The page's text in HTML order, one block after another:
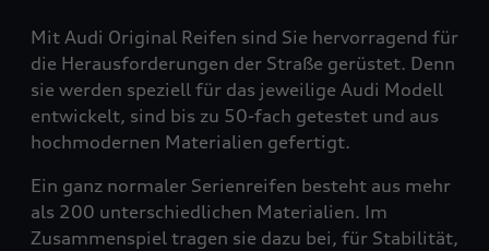
Mit Audi Original Reifen sind Sie hervorragend für
die Herausforderungen der Straße gerüstet. Denn
sie werden speziell für das jeweilige Audi Modell
entwickelt, sind bis zu 50-fach getestet und aus
hochmodernen Materialien gefertigt.
Ein ganz normaler Serienreifen besteht aus mehr
als 200 unterschiedlichen Materialien. Im
Zusammenspiel tragen sie dazu bei, für Stabilität,